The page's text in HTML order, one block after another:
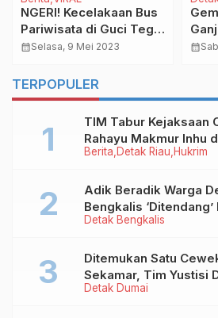
NGERI! Kecelakaan Bus
Pariwisata di Guci Tegal
Bukan Akibat Bocah
calendar_monthSelasa, 9 Mei 2023 calendar_month
TERPOPULER
Berita Detak Riau Hukrim
TIM Tabur Kejaksaan
Rahayu Makmur Inhu
Kredit Fiktif Rp2,8 M
Detak Bengkalis
Adik Beradik Warga
Bengkalis
Sebabnya!
Detak Dumai
Ditemukan Satu
Sekamar, Tim Yustisi
Puluhan Pasangan